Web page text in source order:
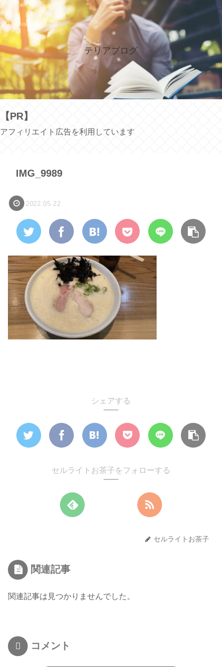
テリアブログ
【PR】
アフィリエイト広告を利用しています
IMG_9989
2022.05.22
シェアする
セルライトお茶子をフォローする
セルライトお茶子
関連記事
関連記事は見つかりませんでした。
コメント